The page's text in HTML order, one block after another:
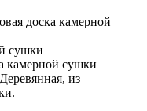
доска камерной
сушки
камерной сушки
из